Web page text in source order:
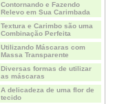
Contornando e Fazendo
Relevo em Sua Carimbada
Textura e Carimbo são uma
Combinação Perfeita
Utilizando Máscaras com
Massa Transparente
Diversas formas de utilizar
as máscaras
A delicadeza de uma flor de
tecido